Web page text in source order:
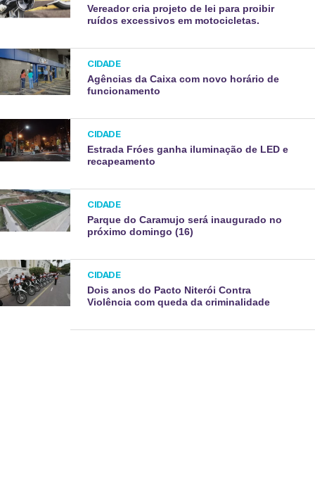
Vereador cria projeto de lei para proibir
ruídos excessivos em motocicletas.
CIDADE
Agências da Caixa com novo horário de
funcionamento
CIDADE
Estrada Fróes ganha iluminação de LED e
recapeamento
CIDADE
Parque do Caramujo será inaugurado no
próximo domingo (16)
CIDADE
Dois anos do Pacto Niterói Contra
Violência com queda da criminalidade